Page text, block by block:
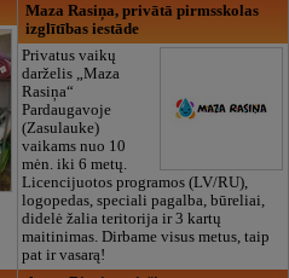
Maza Rasiņa, privātā pirmsskolas
izglītības iestāde
Privatus vaikų
darželis „Maza
Rasiņa“
Pardaugavoje
(Zasulauke)
vaikams nuo 10
mėn. iki 6 metų.
Licencijuotos programos (LV/RU),
logopedas, speciali pagalba, būreliai,
didelė žalia teritorija ir 3 kartų
maitinimas. Dirbame visus metus, taip
pat ir vasarą!